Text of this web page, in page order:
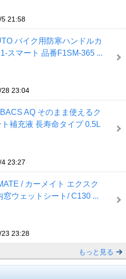
5 21:58
バイク用防寒ハンドルカ
スマート 品番F1SM-365 ...
23:04
AQ そのまま使えるク
補充液 長寿命タイプ 0.5L
23:27
/ カーメイト エクスク
窓ウェットシート/ C130 ...
23 23:28
もっと見る